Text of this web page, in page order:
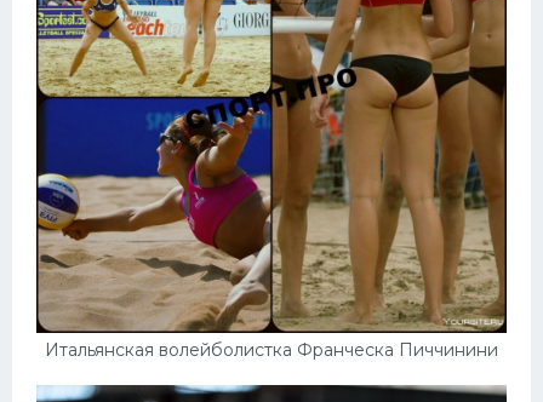
Итальянская волейболистка Франческа Пиччинини